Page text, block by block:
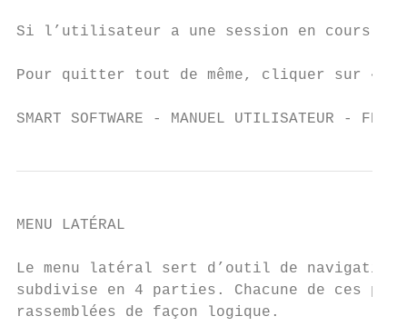
Si l’utilisateur a une session en cours, un
Pour quitter tout de même, cliquer sur «
SMART SOFTWARE - MANUEL
MENU LATÉRAL
Le menu latéral sert d’outil de
subdivise en 4 parties. Chacune de ces
rassemblées de façon logique.